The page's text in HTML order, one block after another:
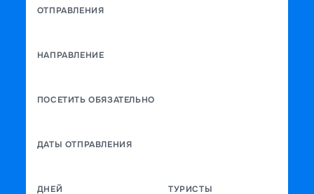
ОТПРАВЛЕНИЯ
НАПРАВЛЕНИЕ
ПОСЕТИТЬ ОБЯЗАТЕЛЬНО
ДАТЫ ОТПРАВЛЕНИЯ
ДНЕЙ ТУРИСТЫ